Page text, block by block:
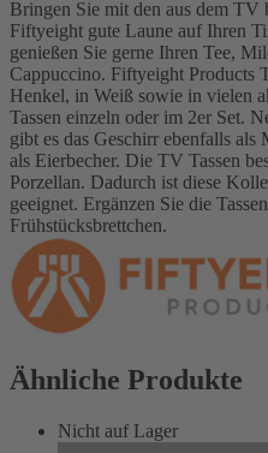
Bringen Sie mit den aus dem TV
Fiftyeight gute Laune auf Ihren
genießen Sie gerne Ihren Tee,
Cappuccino. Fiftyeight Products
Henkel, in Weiß sowie in vielen
Tassen einzeln oder im 2er Set.
gibt es das Geschirr ebenfalls
als Eierbecher. Die TV Tassen
Porzellan. Dadurch ist diese
geeignet. Ergänzen Sie die
Frühstücksbrettchen.
Ähnliche Produkte
Nicht auf Lager